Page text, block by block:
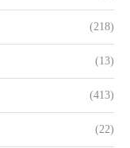
(218)
(13)
(413)
(22)